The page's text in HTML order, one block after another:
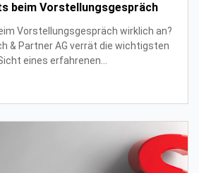
beim Vorstellungsgespräch
Vorstellungsgespräch wirklich an?
& Partner AG verrät die wichtigsten
eines erfahrenen